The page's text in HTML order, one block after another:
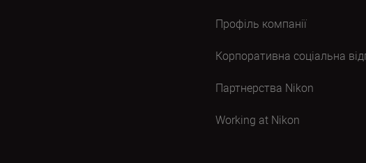
Профіль компанії
Корпоративна соціальна
Партнерства Nikon
Working at Nikon